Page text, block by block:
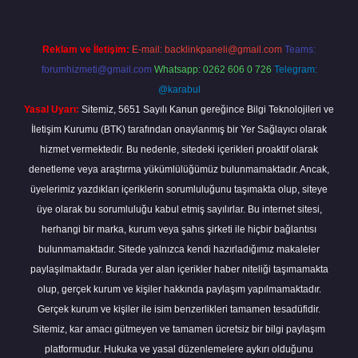
Reklam ve İletişim: E-mail: backlinkpaneli@gmail.com Teams:
forumhizmeti@gmail.com Whatsapp: 0262 606 0 726 Telegram:
@karabul
Yasal Uyarı: Sitemiz, 5651 Sayılı Kanun gereğince Bilgi Teknolojileri ve
İletişim Kurumu (BTK) tarafından onaylanmış bir Yer Sağlayıcı olarak
hizmet vermektedir. Bu nedenle, sitedeki içerikleri proaktif olarak
denetleme veya araştırma yükümlülüğümüz bulunmamaktadır. Ancak,
üyelerimiz yazdıkları içeriklerin sorumluluğunu taşımakta olup, siteye
üye olarak bu sorumluluğu kabul etmiş sayılırlar. Bu internet sitesi,
herhangi bir marka, kurum veya şahıs şirketi ile hiçbir bağlantısı
bulunmamaktadır. Sitede yalnızca kendi hazırladığımız makaleler
paylaşılmaktadır. Burada yer alan içerikler haber niteliği taşımamakta
olup, gerçek kurum ve kişiler hakkında paylaşım yapılmamaktadır.
Gerçek kurum ve kişiler ile isim benzerlikleri tamamen tesadüfidir.
Sitemiz, kar amacı gütmeyen ve tamamen ücretsiz bir bilgi paylaşım
platformudur. Hukuka ve yasal düzenlemelere aykırı olduğunu